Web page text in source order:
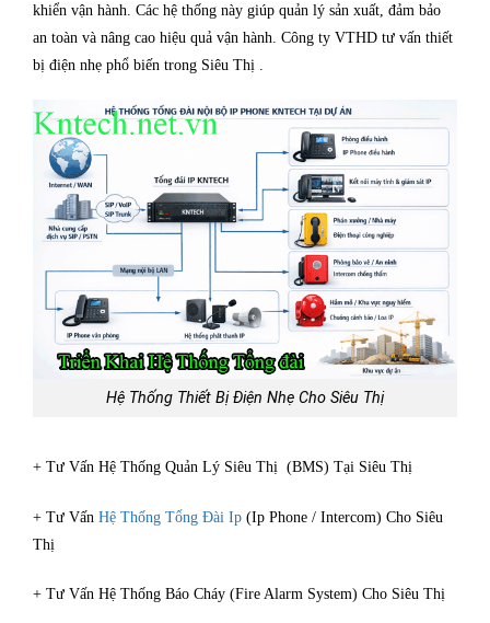
khiển vận hành. Các hệ thống này giúp quản lý sản xuất, đảm bảo
an toàn và nâng cao hiệu quả vận hành. Công ty VTHD tư vấn thiết
bị điện nhẹ phổ biến trong Siêu Thị .
Hệ Thống Thiết Bị Điện Nhẹ Cho Siêu Thị
+ Tư Vấn Hệ Thống Quản Lý Siêu Thị (BMS) Tại Siêu Thị
+ Tư Vấn Hệ Thống Tổng Đài Ip (Ip Phone / Intercom) Cho Siêu
Thị
+ Tư Vấn Hệ Thống Báo Cháy (Fire Alarm System) Cho Siêu Thị